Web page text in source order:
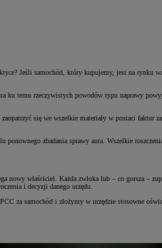
Jeśli samochód, który kupujemy, jest na rynku
ku temu rzeczywistych powodów typu naprawy
zaopatrzyć się we wszelkie materiały w postaci faktur
ponownego zbadania sprawy auta. Wszelkie
właściciel. Każda zwłoka lub – co gorsza –
i decyzji danego urzędu.
za samochód i złożymy w urzędzie stosowne